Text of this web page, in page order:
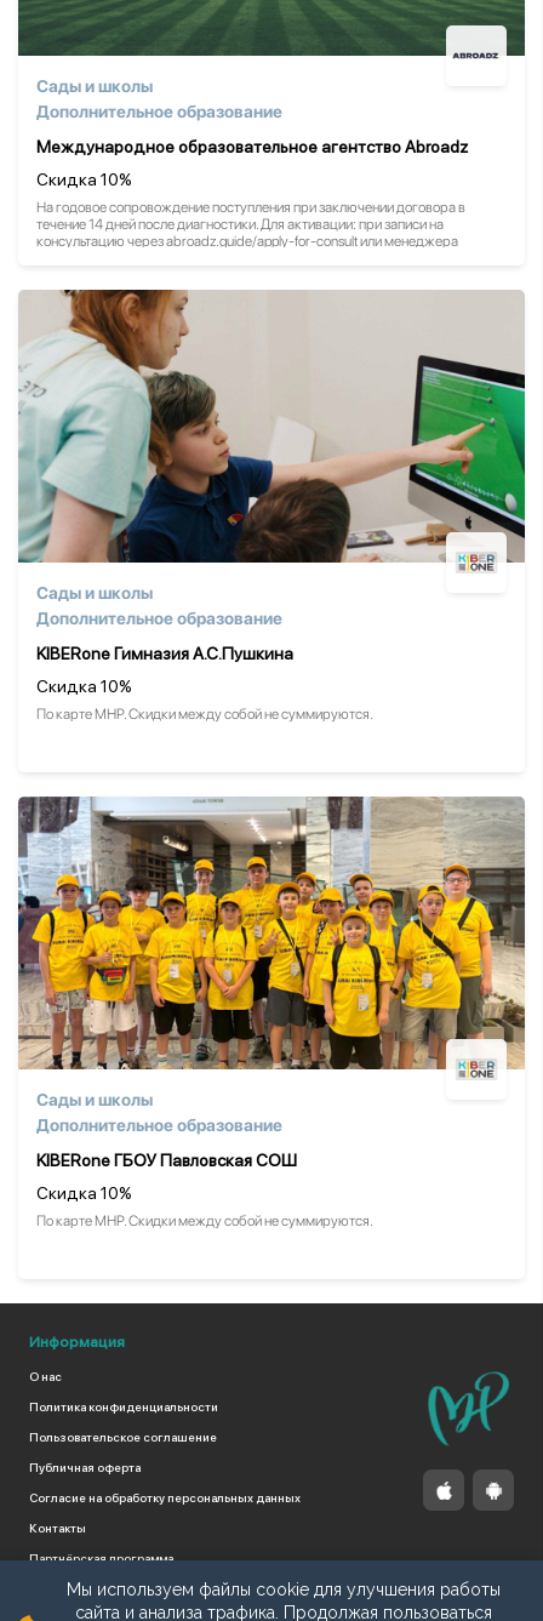
Сады и школы
Дополнительное образование
Международное образовательное агентство Abroadz
Скидка 10%
На годовое сопровождение поступления при заключении договора в
течение 14 дней после диагностики. Для активации: при записи на
консультацию через abroadz.guide/apply-for-consult или менеджера
Сады и школы
Дополнительное образование
KIBERone Гимназия А.С.Пушкина
Скидка 10%
По карте МНР. Скидки между собой не суммируются.
Сады и школы
Дополнительное образование
KIBERone ГБОУ Павловская СОШ
Скидка 10%
По карте МНР. Скидки между собой не суммируются.
Информация
О нас
Политика конфиденциальности
Пользовательское соглашение
Публичная оферта
Согласие на обработку персональных данных
Контакты
Партнёрская программа
Поддержать проект
Мы используем файлы cookie для улучшения работы
сайта и анализа трафика. Продолжая пользоваться